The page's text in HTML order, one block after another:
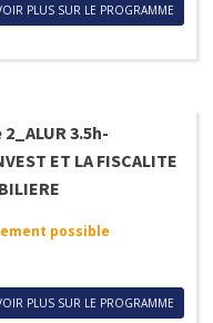
PLUS SUR LE PROGRAMME
3.5h-
ET LA FISCALITE
possible
PLUS SUR LE PROGRAMME